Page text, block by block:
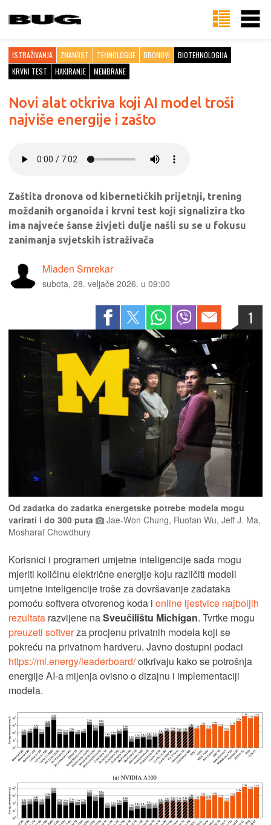
ISTRAŽIVANJA ZNANOST TEHNOLOGIJE DRONOVI
BIOTEHNOLOGIJA
KRVNI TEST
HAKIRANJE MEMBRANE
Novi alat otkriva koji AI model troši
najviše energije i zašto
Zaštita dronova od kibernetičkih prijetnji, trening
moždanih organoida i krvni test koji signalizira tko
ima najveće šanse živjeti dulje našli su se u fokusu
zanimanja svjetskih istraživača
Mladen Smrekar
subota, 28. veljače 2026. u 09:00
1
Od zadatka do zadatka energetske potrebe modela mogu
varirati i do 300 puta
Jae-Won Chung, Ruofan Wu, Jeff J. Ma,
Mosharaf Chowdhury
Korisnici i programeri umjetne inteligencije sada mogu
mjeriti količinu električne energije koju različiti modeli
umjetne inteligencije troše za dovršavanje zadataka
pomoću softvera otvorenog koda i online ljestvice najboljih
rezultata razvijene naSveučilištu Michigan. Tvrtke mogu
preuzeti softverza procjenu privatnih modela koji se
pokreću na privatnom hardveru. Javno dostupni podaci
https://ml.energy/leaderboard/otkrivaju kako se potrošnja
energije AI-a mijenja ovisno o dizajnu i implementaciji
modela.